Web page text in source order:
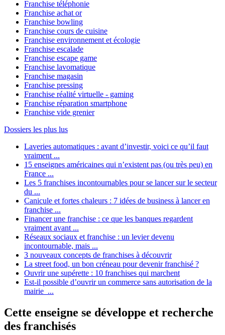
Franchise téléphonie
Franchise achat or
Franchise bowling
Franchise cours de cuisine
Franchise environnement et écologie
Franchise escalade
Franchise escape game
Franchise lavomatique
Franchise magasin
Franchise pressing
Franchise réalité virtuelle - gaming
Franchise réparation smartphone
Franchise vide grenier
Dossiers les plus lus
Laveries automatiques : avant d’investir, voici ce qu’il faut
vraiment ...
15 enseignes américaines qui n’existent pas (ou très peu) en
France ...
Les 5 franchises incontournables pour se lancer sur le secteur
du ...
Canicule et fortes chaleurs : 7 idées de business à lancer en
franchise ...
Financer une franchise : ce que les banques regardent
vraiment avant ...
Réseaux sociaux et franchise : un levier devenu
incontournable, mais ...
3 nouveaux concepts de franchises à découvrir
La street food, un bon créneau pour devenir franchisé ?
Ouvrir une supérette : 10 franchises qui marchent
Est-il possible d’ouvrir un commerce sans autorisation de la
mairie ...
Cette enseigne se développe et recherche
des franchisés